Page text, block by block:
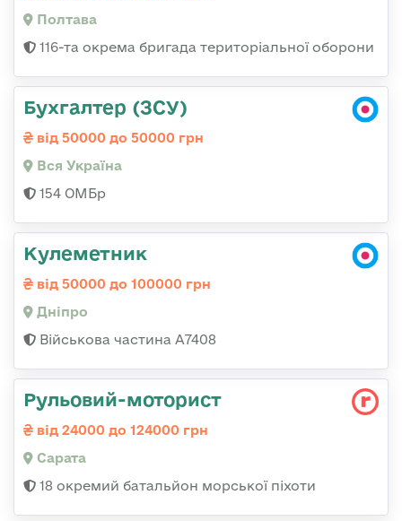
Полтава
116-та окрема бригада територіальної оборони
Бухгалтер (ЗСУ)
від 50000 до 50000 грн
Вся Україна
154 ОМБр
Кулеметник
від 50000 до 100000 грн
Дніпро
Військова частина А7408
Рульовий-моторист
від 24000 до 124000 грн
Сарата
18 окремий батальйон морської піхоти